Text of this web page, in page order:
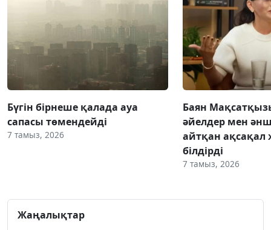
Бүгін бірнеше қалада ауа
сапасы төмендейді
7 тамыз, 2026
Баян
әйелдер мен
айтқан ақсақал
білдірді
7 тамыз, 2026
Жаңалықтар